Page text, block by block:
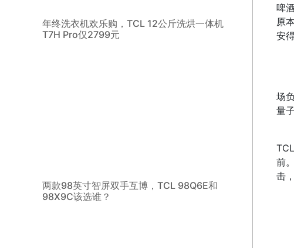
年终洗衣机欢乐购，TCL 12公斤洗烘一体机
T7H Pro仅2799元
两款98英寸智屏双手互博，TCL 98Q6E和
98X9C该选谁？
啤
原
安
场
量
前
击